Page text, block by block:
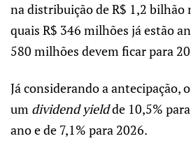
na distribuição de R$ 1,2 bilhão
quais R$ 346 milhões já estão
580 milhões devem ficar para
Já considerando a antecipação,
um dividend yieldde 10,5%
ano e de 7,1% para 2026.